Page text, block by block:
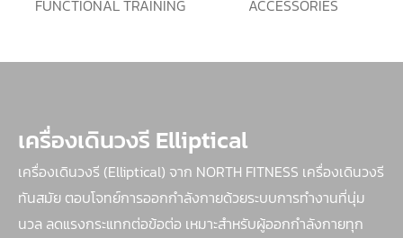
FUNCTIONAL TRAINING ACCESSORIES
เครื่องเดินวงรี Elliptical
เครื่องเดินวงรี (Elliptical) จาก NORTH FITNESS เครื่องเดินวงรี
ทันสมัย ตอบโจทย์การออกกำลังกายด้วยระบบการทำงานที่นุ่ม
นวล ลดแรงกระแทกต่อข้อต่อ เหมาะสำหรับผู้ออกกำลังกายทุก